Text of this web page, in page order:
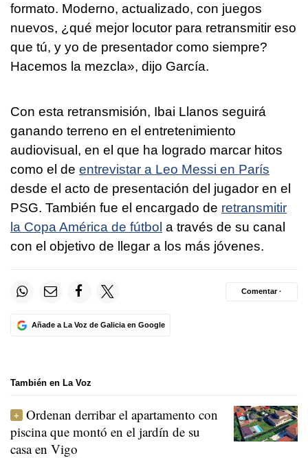
formato. Moderno, actualizado, con juegos
nuevos, ¿qué mejor locutor para retransmitir eso
que tú, y yo de presentador como siempre?
Hacemos la mezcla», dijo García.
Con esta retransmisión, Ibai Llanos seguirá
ganando terreno en el entretenimiento
audiovisual, en el que ha logrado marcar hitos
como el de entrevistar a Leo Messi en París
desde el acto de presentación del jugador en el
PSG. También fue el encargado de retransmitir
la Copa América de fútbol a través de su canal
con el objetivo de llegar a los más jóvenes.
Añade a La Voz de Galicia en Google
Comentar ·
También en La Voz
Ordenan derribar el apartamento con
piscina que montó en el jardín de su
casa en Vigo